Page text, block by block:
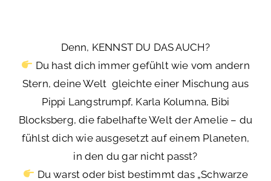
Denn, KENNST DU DAS AUCH?
Du hast dich immer gefühlt wie vom andern
Stern, deine Welt gleichte einer Mischung aus
Pippi Langstrumpf, Karla Kolumna, Bibi
Blocksberg, die fabelhafte Welt der Amelie – du
fühlst dich wie ausgesetzt auf einem Planeten,
in den du gar nicht passt?
Du warst oder bist bestimmt das „Schwarze